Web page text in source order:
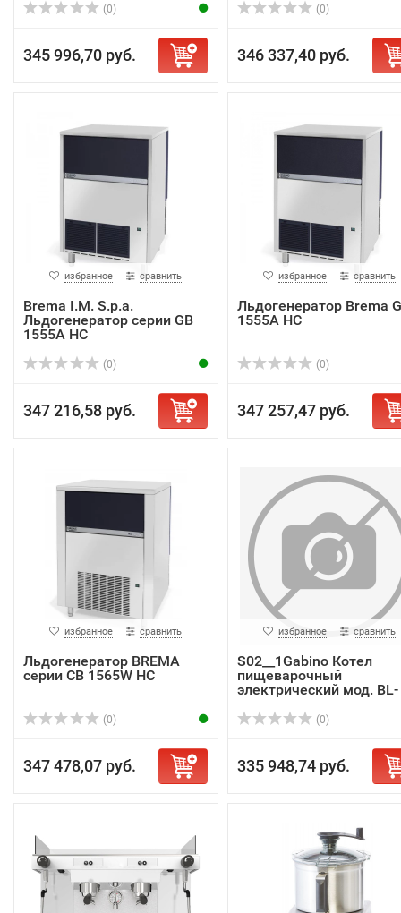
(0)
345 996,70 руб.
(0)
346 337,40 руб.
избранное сравнить
Brema I.M. S.p.a.
Льдогенератор серии GB
1555A HC
(0)
347 216,58 руб.
избранное сравнить
Льдогенератор Brema
1555A HC
(0)
347 257,47 руб.
избранное сравнить
Льдогенератор BREMA
серии CB 1565W HC
(0)
347 478,07 руб.
избранное сравнить
S02__1Gabino Котел
пищеварочный
электрический мод. BL-
(0)
335 948,74 руб.